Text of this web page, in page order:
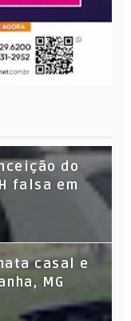
do
falsa em
casal e
MG